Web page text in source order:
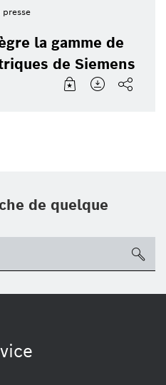
presse
la gamme de
de Siemens
de quelque